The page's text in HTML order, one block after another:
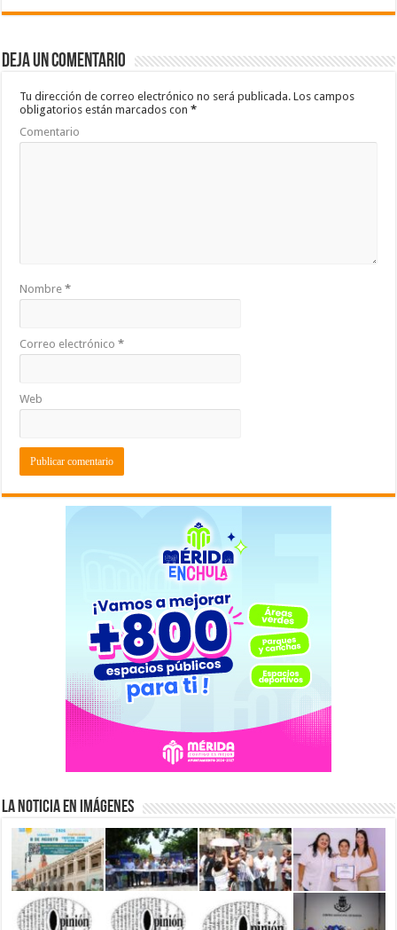
e
b
o
o
k
tt
er
at
sA
p
p
m
ar
ti
Deja un comentario
Tu dirección de correo electrónico no será publicada. Los campos
obligatorios están marcados con*
Comentario
Nombre*
Correo electrónico*
Web
La Noticia en Imágenes